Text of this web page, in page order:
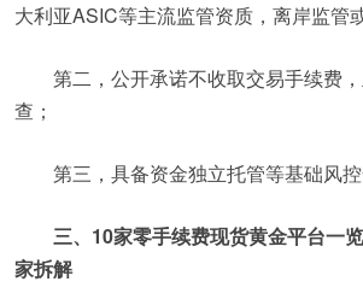
大利亚ASIC等主流监管资质，离岸监管
第二，公开承诺不收取交易手续费
查；
第三，具备资金独立托管等基础风控
三、10家零手续费现货黄金平台一
家拆解